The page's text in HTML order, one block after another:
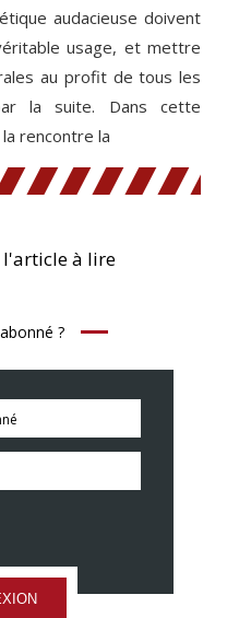
audacieuse doivent
usage, et mettre
au profit de tous les
la suite. Dans cette
rencontre la
l'article à lire
?